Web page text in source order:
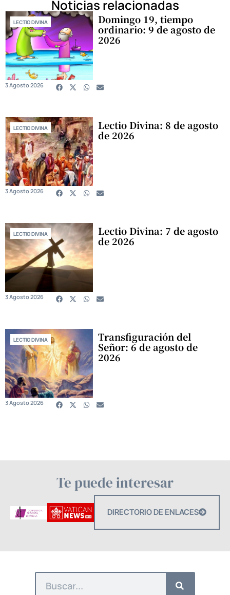
Noticias relacionadas
LECTIO DIVINA Domingo 19, tiempo
ordinario: 9 de agosto de
2026
3 Agosto 2026
LECTIO DIVINA Lectio Divina: 8 de agosto
de 2026
3 Agosto 2026
LECTIO DIVINA Lectio Divina: 7 de agosto
de 2026
3 Agosto 2026
LECTIO DIVINA Transfiguración del
Señor: 6 de agosto de
2026
3 Agosto 2026
Te puede interesar
DIRECTORIO DE ENLACES